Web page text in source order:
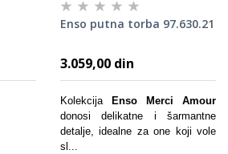
Enso putna torba 97.630.21
3.059,00 din
Kolekcija
Enso Merci Amour
donosi delikatne i šarmantne
detalje, idealne za one koji vole
sl...